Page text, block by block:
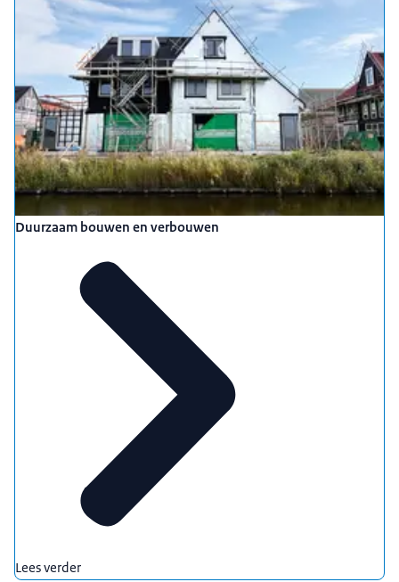
Duurzaam bouwen en verbouwen
Lees verder